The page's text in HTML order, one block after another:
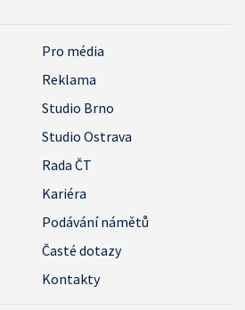
Pro média
Reklama
Studio Brno
Studio Ostrava
Rada ČT
Kariéra
Podávání námětů
Časté dotazy
Kontakty